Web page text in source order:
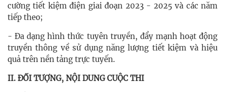
cường tiết kiệm điện giai đoạn 2023 - 2025 và các năm
tiếp theo;
- Đa dạng hình thức tuyên truyền, đẩy mạnh hoạt động
truyền thông về sử dụng năng lượng tiết kiệm và hiệu
quả trên nền tảng trực tuyến.
II. ĐỐI TƯỢNG, NỘI DUNG CUỘC THI